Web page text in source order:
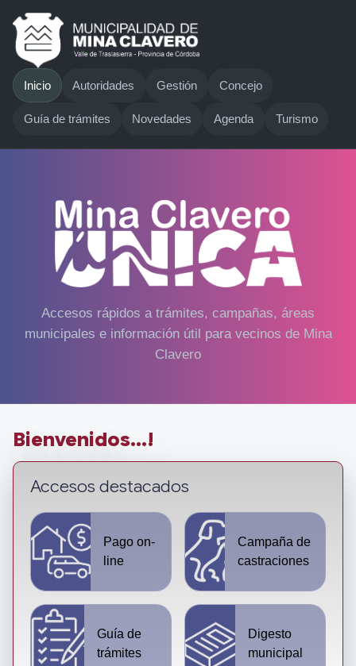
Inicio Autoridades Gestión Concejo
Guía de trámites Novedades Agenda Turismo
Accesos rápidos a trámites, campañas, áreas
municipales e información útil para vecinos de Mina
Clavero
Bienvenidos...!
Accesos destacados
Pago on-
line
Campaña de
castraciones
Guía de
trámites
Digesto
municipal